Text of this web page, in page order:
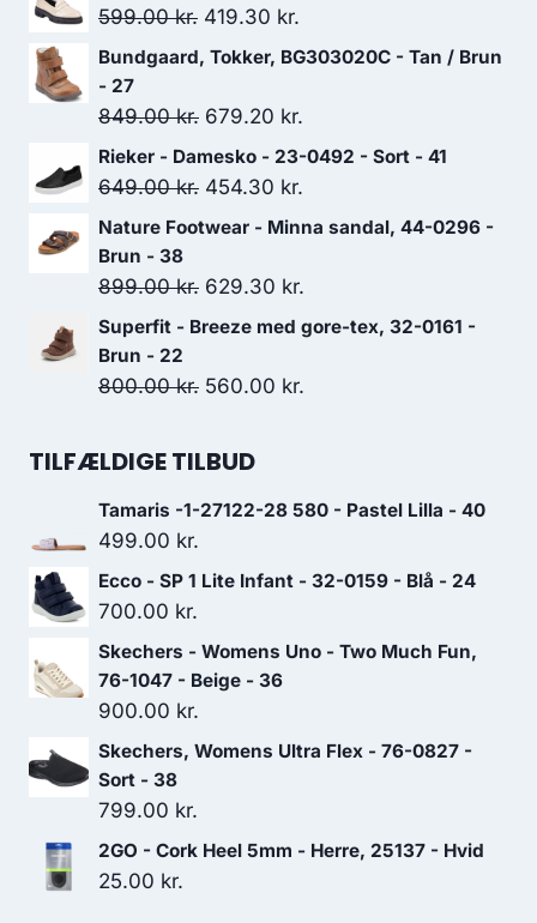
599.00kr. Den
oprindelige
var:
599.00 kr..
419.30 kr.
aktuelle
419.30 kr..
Bundgaard, Tokker, BG303020C - Tan / Brun
- 27
849.00kr. Den
oprindelige
pris
679.20 kr.
aktuelle
679.20 kr..
Rieker - Damesko - 23-0492 - Sort - 41
649.00kr. Den
oprindelige
var:
649.00 kr..
454.30 kr.
aktuelle
454.30 kr..
Nature Footwear - Minna sandal, 44-0296 -
Brun - 38
899.00kr. Den
oprindelige
var:
629.30 kr.
aktuelle
Superfit - Breeze med gore-tex, 32-0161 -
Brun - 22
800.00kr. Den
pris
800.00 kr..
560.00 kr.
560.00 kr..
TILFÆLDIGE TILBUD
Tamaris -1-27122-28 580 - Pastel Lilla - 40
499.00 kr.
Ecco - SP 1 Lite Infant - 32-0159 - Blå - 24
700.00 kr.
Skechers - Womens Uno - Two Much Fun,
76-1047 - Beige - 36
900.00 kr.
Skechers, Womens Ultra Flex - 76-0827 -
Sort - 38
799.00 kr.
2GO - Cork Heel 5mm - Herre, 25137 - Hvid
25.00 kr.